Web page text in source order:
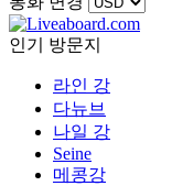
인기 방문지
라인 강
다뉴브
나일 강
Seine
메콩강